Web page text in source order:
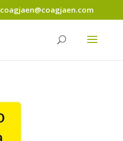
coagjaen@coagjaen.com